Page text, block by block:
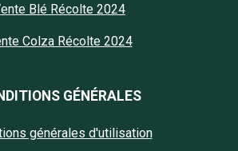
Blé Récolte 2024
Colza Récolte 2024
GÉNÉRALES
générales d'utilisation